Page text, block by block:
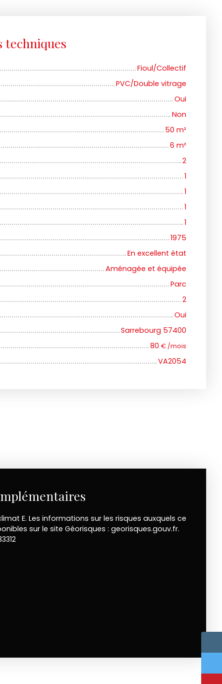
techniques
Fioul/Collectif
PVC/Double vitrage
Oui
Non
50 m²
6 m²
2
1
1
1
1
1975
En excellent état
Aménagée et équipée
Parc
2
Oui
Sarrebourg 57400
80 € /mois
VA2054
E. Les informations sur les risques auxquels ce
sur le site Géorisques : georisques.gouv.fr.